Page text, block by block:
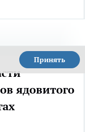
Принять
ядовитого